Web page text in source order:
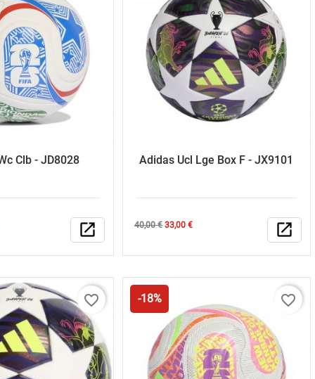
Clb - JD8028
open_in_new
Adidas Ucl Lge Box F - JX9101
Κανονική
40,00 €Τιμή
33,00 € open_in_new
favorite_border -18% favorite_border